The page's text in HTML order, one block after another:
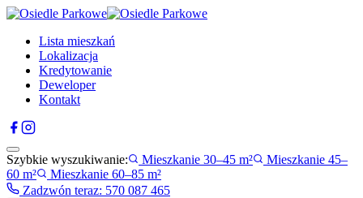
Lista mieszkań
Lokalizacja
Kredytowanie
Deweloper
Kontakt
Szybkie wyszukiwanie: Mieszkanie 30–45 m²
Mieszkanie 45–
60 m²
Mieszkanie 60–85 m²
Zadzwón teraz: 570 087 465